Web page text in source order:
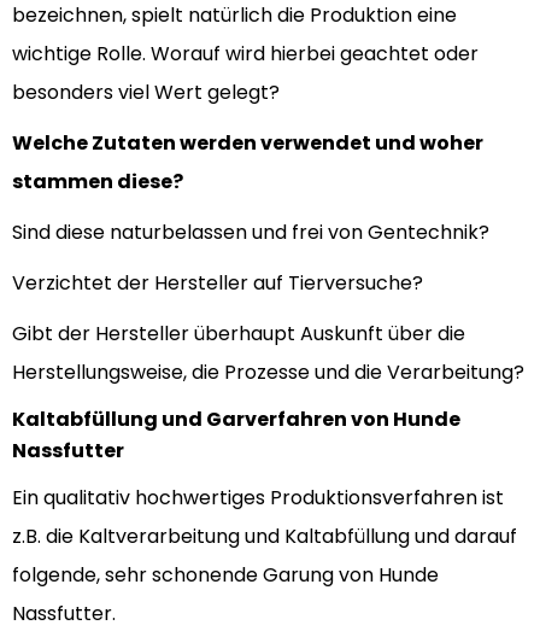
bezeichnen, spielt natürlich die Produktion eine
wichtige Rolle. Worauf wird hierbei geachtet oder
besonders viel Wert gelegt?
Welche Zutaten werden verwendet und woher
stammen diese?
Sind diese naturbelassen und frei von Gentechnik?
Verzichtet der Hersteller auf Tierversuche?
Gibt der Hersteller überhaupt Auskunft über die
Herstellungsweise, die Prozesse und die Verarbeitung?
Kaltabfüllung und Garverfahren von Hunde
Nassfutter
Ein qualitativ hochwertiges Produktionsverfahren ist
z.B. die Kaltverarbeitung und Kaltabfüllung und darauf
folgende, sehr schonende Garung von Hunde
Nassfutter.